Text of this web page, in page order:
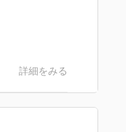
詳細をみる